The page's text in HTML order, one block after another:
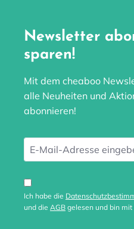
Newsletter
sparen!
Mit dem cheaboo
alle Neuheiten und
abonnieren!
Ich habe die
und die AGB gelesen und bin